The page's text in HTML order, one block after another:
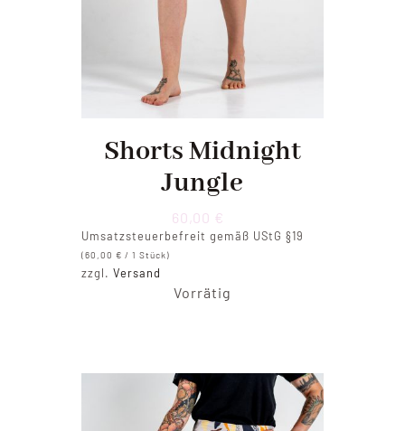
Shorts Midnight
Jungle
60,00 €
Umsatzsteuerbefreit gemäß UStG §19
(60,00€ / 1 Stück)
zzgl.Versand
Vorrätig